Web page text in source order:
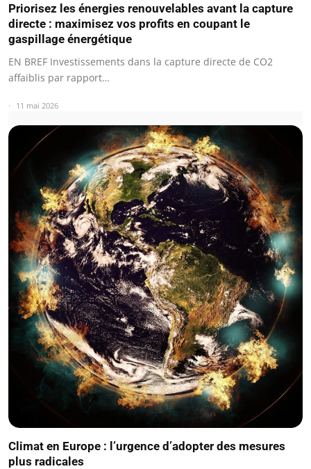
Priorisez les énergies renouvelables avant la capture
directe : maximisez vos profits en coupant le
gaspillage énergétique
EN BREF Investissements dans la capture directe de CO2
affaiblis par rapport…
11 mai 2026
Climat en Europe : l’urgence d’adopter des mesures
plus radicales